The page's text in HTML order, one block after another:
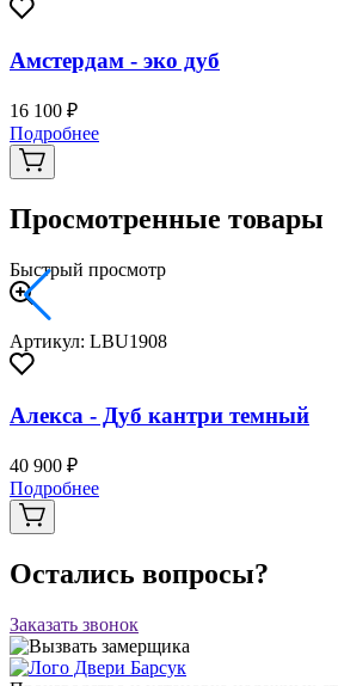
Амстердам - эко дуб
16 100 ₽
Подробнее
Просмотренные товары
Быстрый просмотр
Артикул: LBU1908
Алекса - Дуб кантри темный
40 900 ₽
Подробнее
Остались вопросы?
Заказать звонок